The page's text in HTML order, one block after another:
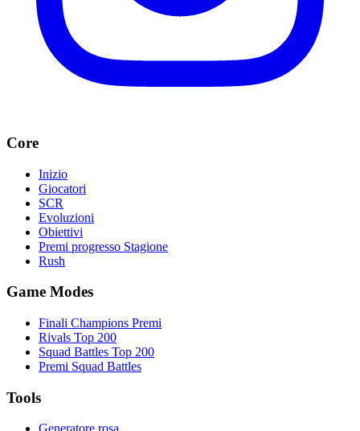
Core
Inizio
Giocatori
SCR
Evoluzioni
Obiettivi
Premi progresso Stagione
Rush
Game Modes
Finali Champions Premi
Rivals Top 200
Squad Battles Top 200
Premi Squad Battles
Tools